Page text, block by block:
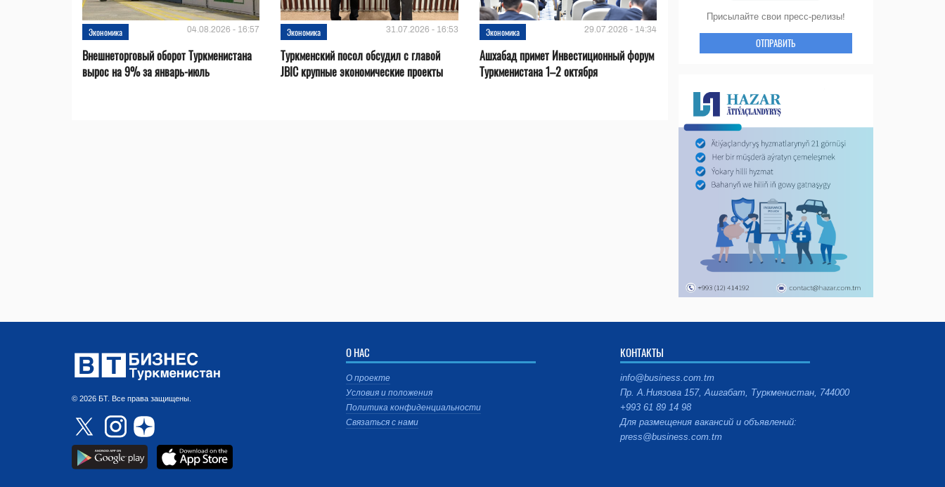
Экономика 04.08.2026 - 16:57
Внешнеторговый оборот Туркменистана
вырос на 9% за январь-июль
Экономика 31.07.2026 - 16:53
Туркменский посол обсудил с главой
JBIC крупные экономические проекты
Экономика 29.07.2026 - 14:34
Ашхабад примет Инвестиционный форум
Туркменистана 1–2 октября
Присылайте свои пресс-релизы!
ОТПРАВИТЬ
© 2026 БТ. Все права защищены.
О НАС
О проекте
Условия и положения
Политика конфиденциальности
Связаться с нами
КОНТАКТЫ
info@business.com.tm
Пр. А.Ниязова 157, Ашгабат, Туркменистан, 744000
+993 61 89 14 98
Для размещения вакансий и объявлений:
press@business.com.tm